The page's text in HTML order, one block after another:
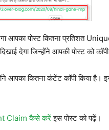
आपका पोस्ट कितना प्रतिशत
देगा जिन्होंने आपकी पोस्ट को कॉपी
कितना कंटेंट कॉपी किया है।
Claim कैसे करेंइस पोस्ट को पढ़ें।